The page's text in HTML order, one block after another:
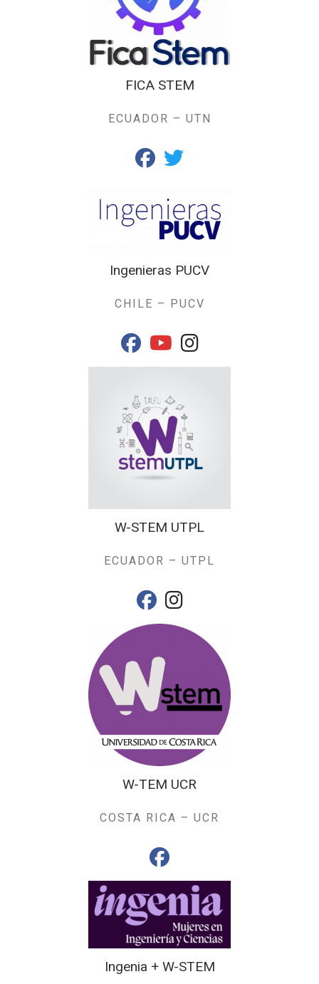
FICA STEM
ECUADOR – UTN
fab fa-facebook
Ingenieras PUCV
CHILE – PUCV
fab fa-facebook
fab fa-youtube
fab fa-instagram
W-STEM UTPL
ECUADOR – UTPL
fab fa-facebook
fab fa-instagram
W-TEM UCR
COSTA RICA – UCR
Ingenia + W-STEM